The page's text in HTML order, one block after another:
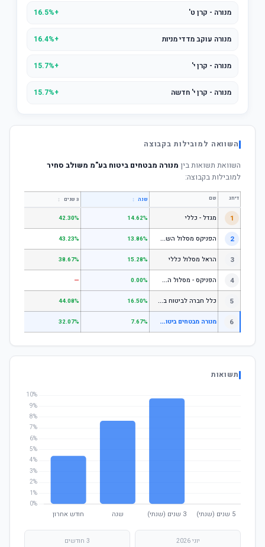
מנורה - קרן ט' +16.5%
מנורה עוקב מדדי מניות +16.4%
מנורה - קרן י' +15.7%
מנורה - קרן י' חדשה +15.7%
השוואה למובילות בקבוצה
השוואת תשואות בין מנורה מבטחים ביטוח בע"מ משולב סחיר
למובילות בקבוצה:
דירוג שם שנה ↕ 3 שנים ↕
1 מגדל - כללי 14.62%
42.30%
2 ה
פניקס מסלול השקעה כללי 13.86%
43.23%
3 הראל מסלול כללי 15.28%
38.67%
4 ה
פניקס - מסלול השקעה בניהול אישי 0.00%
—
5 כ
לל חברה לביטוח בע"מ כללי 16.50%
44.08%
6 מ
נורה מבטחים ביטוח בע"מ משולב סחיר 7.67%
32.07%
תשואות
יוני 2026 3 חודשים